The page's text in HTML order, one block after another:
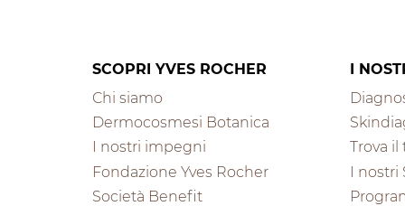
SCOPRI YVES ROCHER
Chi siamo
Dermocosmesi Botanica
I nostri impegni
Fondazione Yves Rocher
Società Benefit
I
Trova il
I nostri